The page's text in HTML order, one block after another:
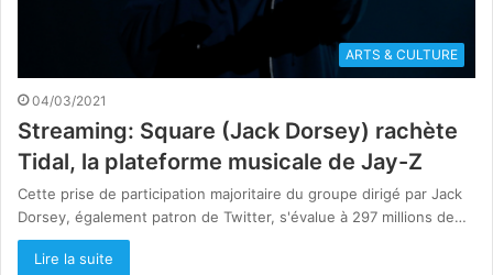
ARTS & CULTURE
04/03/2021
Streaming: Square (Jack Dorsey) rachète
Tidal, la plateforme musicale de Jay-Z
Cette prise de participation majoritaire du groupe dirigé par Jack
Dorsey, également patron de Twitter, s'évalue à 297 millions de…
Lire la suite